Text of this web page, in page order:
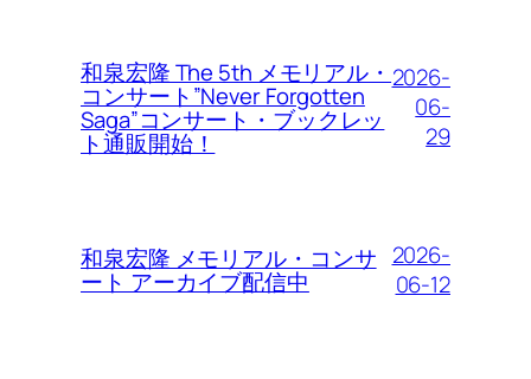
和泉宏隆 The 5th メモリアル・
コンサート”Never Forgotten
Saga”コンサート・ブックレッ
ト通販開始！
2026-
06-
29
和泉宏隆 メモリアル・コンサ
ート アーカイブ配信中
2026-
06-12